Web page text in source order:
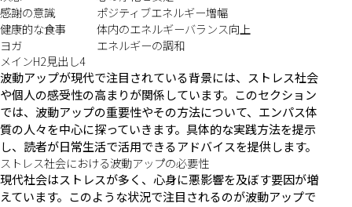
感謝の意識
ポジティブエネルギー増幅
健康的な食事
体内のエネルギーバランス向上
ヨガ
エネルギーの調和
メインH2見出し4
波動アップが現代で注目されている背景には、ストレス社会
や個人の感受性の高まりが関係しています。このセクション
では、波動アップの重要性やその方法について、エンパス体
質の人々を中心に探っていきます。具体的な実践方法を提示
し、読者が日常生活で活用できるアドバイスを提供します。
ストレス社会における波動アップの必要性
現代社会はストレスが多く、心身に悪影響を及ぼす要因が増
えています。このような状況で注目されるのが波動アップで